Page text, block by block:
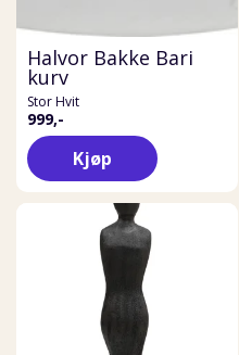
Halvor Bakke Bari
kurv
Stor Hvit
999,-
Kjøp